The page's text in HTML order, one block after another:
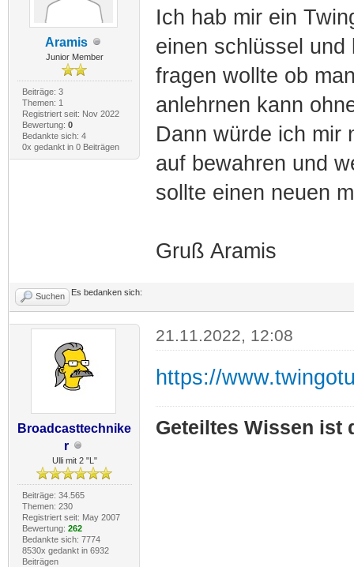
Aramis
Junior Member
Beiträge: 3
Themen: 1
Registriert seit: Nov 2022
Bewertung: 0
Bedankte sich: 4
0x gedankt in 0 Beiträgen
Ich hab mir ein
einen schlüssel
fragen wollte ob
anlehrnen kann
Dann würde ich mir
auf bewahren und
sollte einen neuen
Gruß Aramis
Suchen Es bedanken sich:
Broadcasttechnike
r
Ulli mit 2 "L"
Beiträge: 34.565
Themen: 230
Registriert seit: May 2007
Bewertung: 262
Bedankte sich: 7774
8530x gedankt in 6932
Beiträgen
21.11.2022, 12:08
https://
Geteiltes Wissen ist